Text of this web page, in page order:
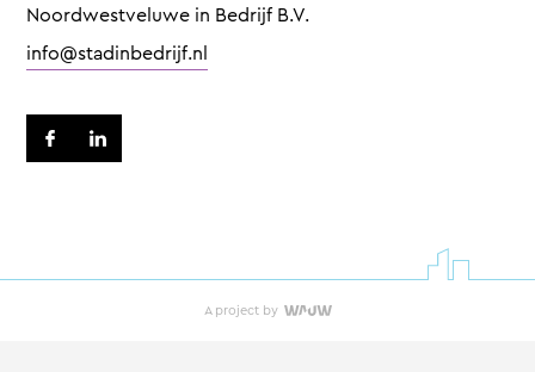
Noordwestveluwe in Bedrijf B.V.
info@stadinbedrijf.nl
A project by